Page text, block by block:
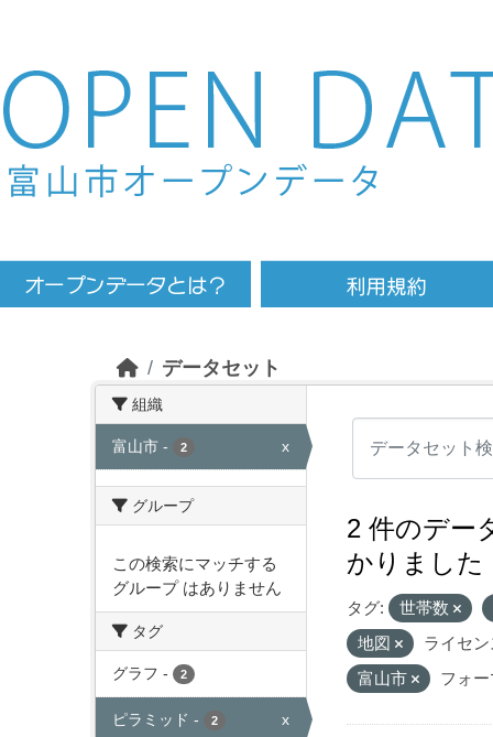
Skip to main content
データセット
組織
富山市 - 2 x
グループ
この検索にマッチする
グループ はありません
タグ
グラフ - 2
ピラミッド - 2 x
2 件のデー
かりました
タグ: 世帯数
地図
ライセン
富山市
フォ